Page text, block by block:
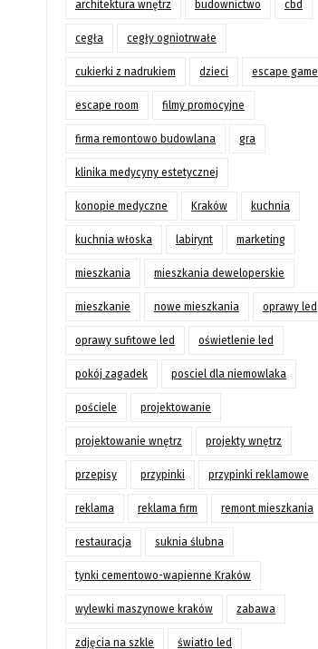
architektura wnętrz budownictwo cbd
cegła cegły ogniotrwałe
cukierki z nadrukiem dzieci escape game
escape room filmy promocyjne
firma remontowo budowlana gra
klinika medycyny estetycznej
konopie medyczne Kraków kuchnia
kuchnia włoska labirynt marketing
mieszkania mieszkania deweloperskie
mieszkanie nowe mieszkania oprawy led
oprawy sufitowe led oświetlenie led
pokój zagadek posciel dla niemowlaka
pościele projektowanie
projektowanie wnętrz projekty wnętrz
przepisy przypinki przypinki reklamowe
reklama reklama firm remont mieszkania
restauracja suknia ślubna
tynki cementowo-wapienne Kraków
wylewki maszynowe kraków zabawa
zdjęcia na szkle światło led